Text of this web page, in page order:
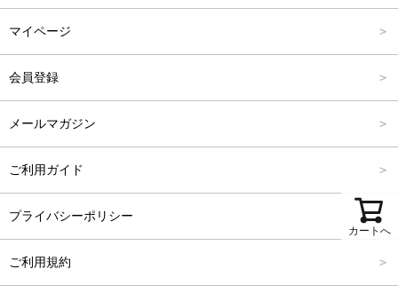
カートへ
マイページ
会員登録
メールマガジン
ご利用ガイド
プライバシーポリシー
ご利用規約